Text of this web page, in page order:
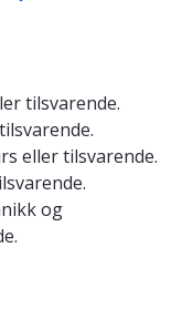
tilsvarende.
eller tilsvarende.
og